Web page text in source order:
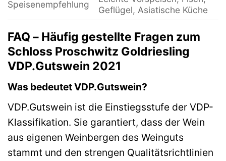
Speisenempfehlung
Geflügel, Asiatische Küche
FAQ – Häufig gestellte Fragen zum
Schloss Proschwitz Goldriesling
VDP.Gutswein 2021
Was bedeutet VDP.Gutswein?
VDP.Gutswein ist die Einstiegsstufe der VDP-
Klassifikation. Sie garantiert, dass der Wein
aus eigenen Weinbergen des Weinguts
stammt und den strengen Qualitätsrichtlinien